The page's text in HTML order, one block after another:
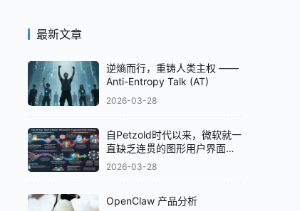
最新文章
逆熵而行，重铸人类主权 ——
Anti-Entropy Talk (AT)
2026-03-28
自Petzold时代以来，微软就一
直缺乏连贯的图形用户界面
（GUI）策略
2026-03-28
OpenClaw 产品分析